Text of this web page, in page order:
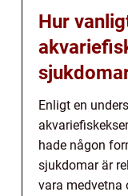
Hur
Enligt en
hade någon
sjukdomar är
vara medvetna